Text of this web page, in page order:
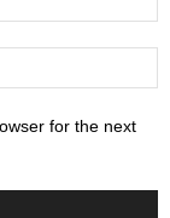
for the next